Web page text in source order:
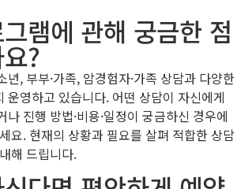
램에 관해 궁금한 점
?
년, 부부·가족, 암경험자·가족 상담과 다양한
운영하고 있습니다. 어떤 상담이 자신에게
진행 방법·비용·일정이 궁금하신 경우에
요. 현재의 상황과 필요를 살펴 적합한 상담
해 드립니다.